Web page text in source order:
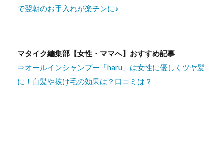
で翌朝のお手入れが楽チンに♪
マタイク編集部【女性・ママへ】おすすめ記事
⇒オールインシャンプー「haru」は女性に優しくツヤ髪
に！白髪や抜け毛の効果は？口コミは？